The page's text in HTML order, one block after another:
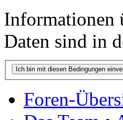
Informationen
Daten sind in
Foren-